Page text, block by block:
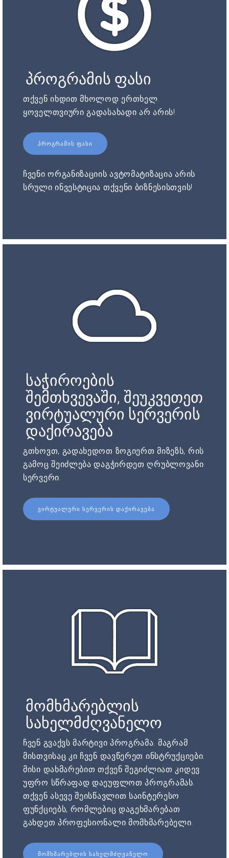
პროგრამის ფასი
თქვენ იხდით მხოლოდ ერთხელ.
ყოველთვიური გადასახადი არ არის!
ᲞᲠᲝᲒᲠᲐᲛᲘᲡ ᲤᲐᲡᲘ
ჩვენი ორგანიზაციის ავტომატიზაცია არის
სრული ინვესტიცია თქვენი ბიზნესისთვის!
საჭიროების
შემთხვევაში, შეუკვეთეთ
ვირტუალური სერვერის
დაქირავება
გთხოვთ, გადახედოთ ზოგიერთ მიზეზს, რის
გამოც შეიძლება დაგჭირდეთ ღრუბლოვანი
სერვერი.
ᲕᲘᲠᲢᲣᲐᲚᲣᲠᲘ ᲡᲔᲠᲕᲔᲠᲘᲡ ᲓᲐᲥᲘᲠᲐᲕᲔᲑᲐ
მომხმარებლის
სახელმძღვანელო
ჩვენ გვაქვს მარტივი პროგრამა. მაგრამ
მისთვისაც კი ჩვენ დავწერეთ ინსტრუქციები.
მისი დახმარებით თქვენ შეგიძლიათ კიდევ
უფრო სწრაფად დაეუფლოთ პროგრამას.
თქვენ ასევე შეისწავლით საინტერესო
ფუნქციებს, რომლებიც დაგეხმარებათ
გახდეთ პროფესიონალი მომხმარებელი.
ᲛᲝᲛᲮᲛᲐᲠᲔᲑᲚᲘᲡ ᲡᲐᲮᲔᲚᲛᲫᲦᲕᲐᲜᲔᲚᲝ